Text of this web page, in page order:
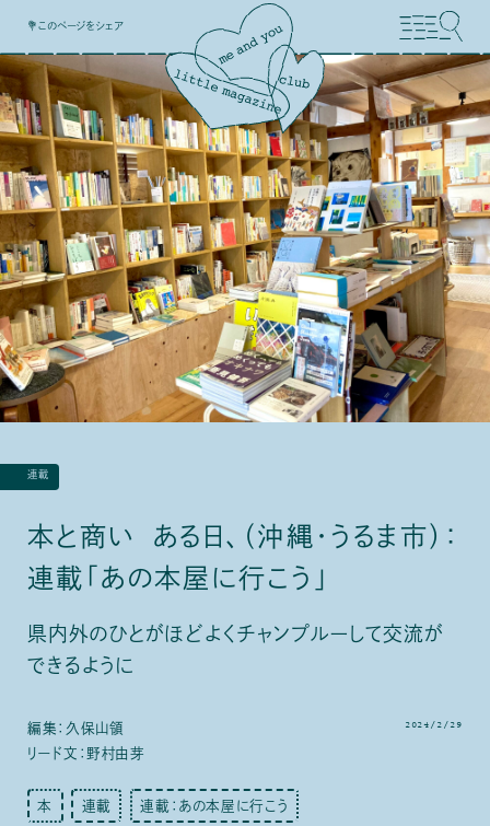
💐このページをシェア
連載
本と商い ある日、（沖縄・うるま市）：
連載「あの本屋に行こう」
県内外のひとがほどよくチャンプルーして交流が
できるように
編集：久保山領
リード文：野村由芽
2024/2/29
本 連載 連載：あの本屋に行こう